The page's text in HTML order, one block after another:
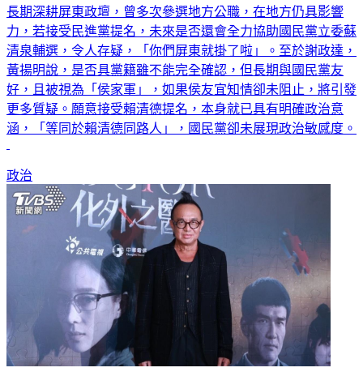
長期深耕屏東政壇，曾多次參選地方公職，在地方仍具影響
力，若接受民進黨提名，未來是否還會全力協助國民黨立委蘇
清泉輔選，令人存疑，「你們屏東就掛了啦」。至於謝政達，
黃揚明說，是否具黨籍雖不能完全確認，但長期與國民黨友
好，且被視為「侯家軍」，如果侯友宜知情卻未阻止，將引發
更多質疑。願意接受賴清德提名，本身就已具有明確政治意
涵，「等同於賴清德同路人」，國民黨卻未展現政治敏感度。​
政治